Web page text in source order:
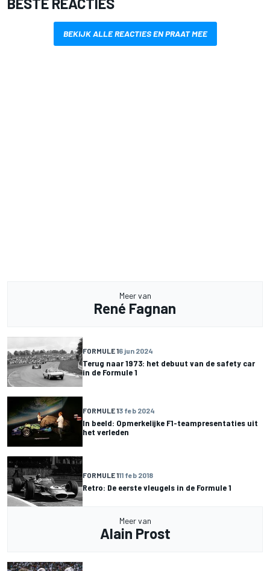
BEKIJK ALLE REACTIES EN PRAAT MEE
Meer van
René Fagnan
FORMULE 16 jun 2024
Terug naar 1973: het debuut van de safety car
in de Formule 1
FORMULE 13 feb 2024
In beeld: Opmerkelijke F1-teampresentaties uit
het verleden
FORMULE 111 feb 2018
Retro: De eerste vleugels in de Formule 1
Meer van
Alain Prost